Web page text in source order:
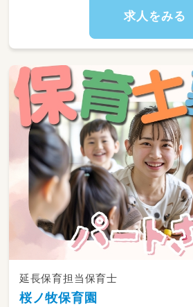
求人をみる
延長保育担当保育士
桜ノ牧保育園